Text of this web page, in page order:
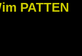
PATTEN